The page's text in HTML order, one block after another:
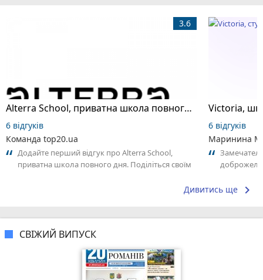
Alterra School, приватна школа повного дня
3.6
6 відгуків
Команда top20.ua
Додайте перший відгук про Alterra School,
приватна школа повного дня. Поділіться своїм
6 відгуків
Маринина
Дивитись ще keyboard_arrow_right
СВІЖИЙ ВИПУСК